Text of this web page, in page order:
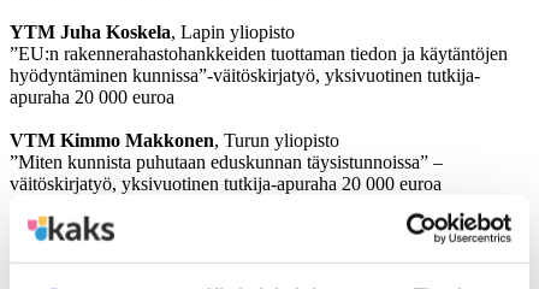
YTM Juha Koskela, Lapin yliopisto
”EU:n rakennerahastohankkeiden tuottaman tiedon ja käytäntöjen
hyödyntäminen kunnissa”-väitöskirjatyö, yksivuotinen tutkija-
apuraha 20 000 euroa
VTM Kimmo Makkonen, Turun yliopisto
”Miten kunnista puhutaan eduskunnan täysistunnoissa” –
väitöskirjatyö, yksivuotinen tutkija-apuraha 20 000 euroa
FM (väitös 7.6.2013) Antti Vasanen
, Turun yliopisto
”Suomen aluerakenteen kehitys toiminnallisen monikeskuksisuuden
näkökulmasta” – post doc työ, yksivuotinen tutkija-apuraha 20 000